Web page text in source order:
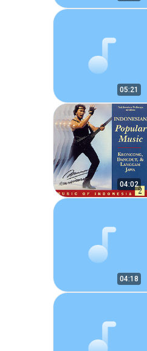
05:21
04:02
04:18